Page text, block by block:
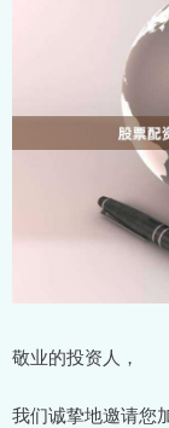
敬业的投资人，
我们诚挚地邀请您